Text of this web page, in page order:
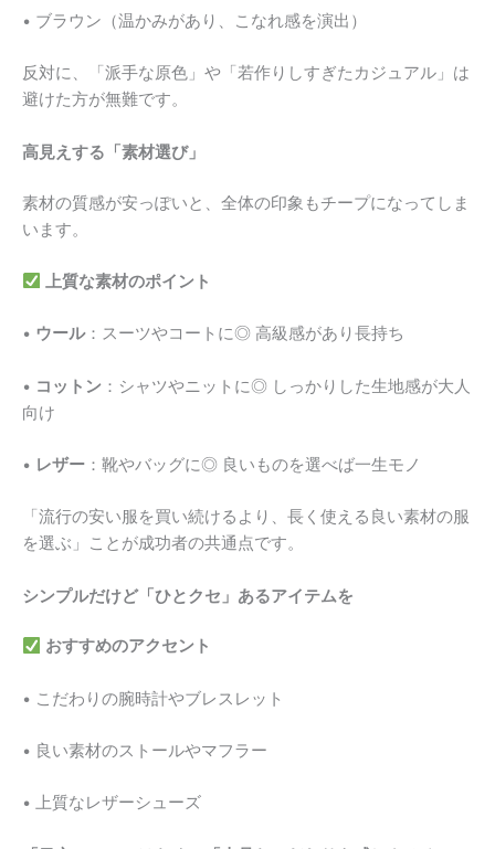
• ブラウン（温かみがあり、こなれ感を演出）
反対に、「派手な原色」や「若作りしすぎたカジュアル」は
避けた方が無難です。
高見えする「素材選び」
素材の質感が安っぽいと、全体の印象もチープになってしま
います。
上質な素材のポイント
• ウール：スーツやコートに◎ 高級感があり長持ち
• コットン ：シャツやニットに◎ しっかりした生地感が大人
向け
• レザー ：靴やバッグに◎ 良いものを選べば一生モノ
「流行の安い服を買い続けるより、長く使える良い素材の服
を選ぶ」ことが成功者の共通点です。
シンプルだけど「ひとクセ」あるアイテムを
おすすめのアクセント
• こだわりの腕時計やブレスレット
• 良い素材のストールやマフラー
• 上質なレザーシューズ